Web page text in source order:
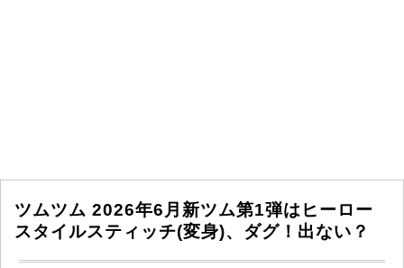
ツムツム 2026年6月新ツム第1弾はヒーロー
スタイルスティッチ(変身)、ダグ！出ない？